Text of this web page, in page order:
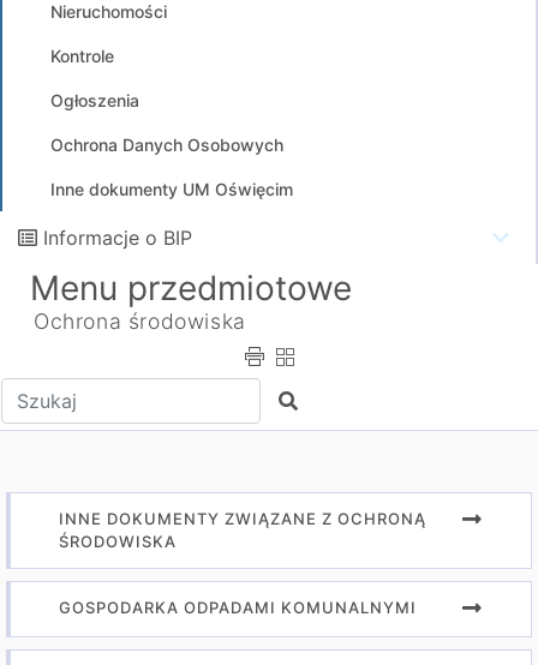
Nieruchomości
Kontrole
Ogłoszenia
Ochrona Danych Osobowych
Inne dokumenty UM Oświęcim
Informacje o BIP
Menu przedmiotowe
Ochrona środowiska
Wpisz tekst do wyszukania Szukaj
INNE DOKUMENTY ZWIĄZANE Z OCHRONĄ
ŚRODOWISKA
GOSPODARKA ODPADAMI KOMUNALNYMI